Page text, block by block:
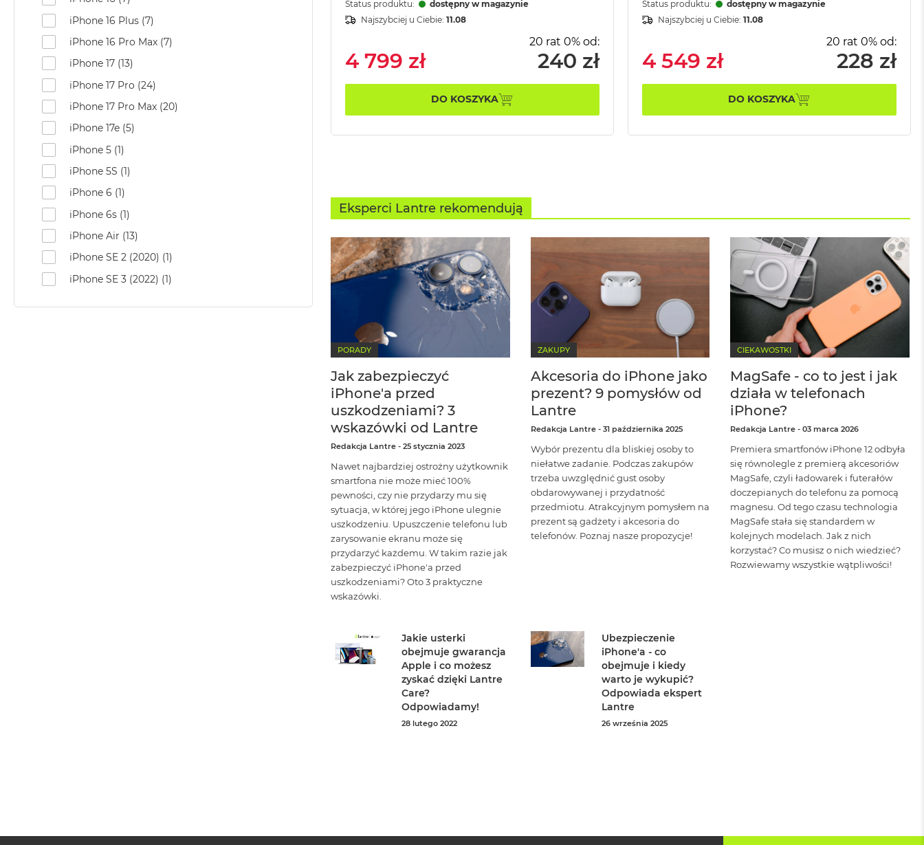
MacBook
MacBook
MacBook
MacBook
Według
koloru
MacBook
RAM
Status produktu:
dostępny w magazynie
Najszybciej u Ciebie: 11.08
4 799 zł
20 rat 0% od:
240 zł
DO KOSZYKA
Status produktu:
dostępny w magazynie
Najszybciej u Ciebie: 11.08
4 549 zł
20 rat 0% od:
228 zł
DO KOSZYKA
Eksperci Lantre rekomendują
PORADY
Jak zabezpieczyć
iPhone'a przed
uszkodzeniami? 3
wskazówki od Lantre
Redakcja Lantre - 25 stycznia 2023
Nawet najbardziej ostrożny użytkownik
smartfona nie może mieć 100%
pewności, czy nie przydarzy mu się
sytuacja, w której jego iPhone ulegnie
uszkodzeniu. Upuszczenie telefonu lub
zarysowanie ekranu może się
przydarzyć każdemu. W takim razie jak
zabezpieczyć iPhone'a przed
uszkodzeniami? Oto 3 praktyczne
wskazówki.
ZAKUPY
Akcesoria do iPhone jako
prezent? 9 pomysłów od
Lantre
Redakcja Lantre - 31 października 2025
Wybór prezentu dla bliskiej osoby to
niełatwe zadanie. Podczas zakupów
trzeba uwzględnić gust osoby
obdarowywanej i przydatność
przedmiotu. Atrakcyjnym pomysłem na
prezent są gadżety i akcesoria do
telefonów. Poznaj nasze propozycje!
CIEKAWOSTKI
MagSafe - co to jest i jak
działa w telefonach
iPhone?
Redakcja Lantre - 03 marca 2026
Premiera smartfonów iPhone 12 odbyła
się równolegle z premierą akcesoriów
MagSafe, czyli ładowarek i futerałów
doczepianych do telefonu za pomocą
magnesu. Od tego czasu technologia
MagSafe stała się standardem w
kolejnych modelach. Jak z nich
korzystać? Co musisz o nich wiedzieć?
Rozwiewamy wszystkie wątpliwości!
Jakie usterki
obejmuje gwarancja
Apple i co możesz
zyskać dzięki Lantre
Care?
Odpowiadamy!
28 lutego 2022
Ubezpieczenie
iPhone'a - co
obejmuje i kiedy
warto je wykupić?
Odpowiada ekspert
Lantre
26 września 2025
iPhone 16 Plus (7)
iPhone 16 Pro Max (7)
iPhone 17 (13)
iPhone 17 Pro (24)
iPhone 17 Pro Max (20)
iPhone 17e (5)
iPhone 5 (1)
iPhone 5S (1)
iPhone 6 (1)
iPhone 6s (1)
iPhone Air (13)
iPhone SE 2 (2020) (1)
iPhone SE 3 (2022) (1)